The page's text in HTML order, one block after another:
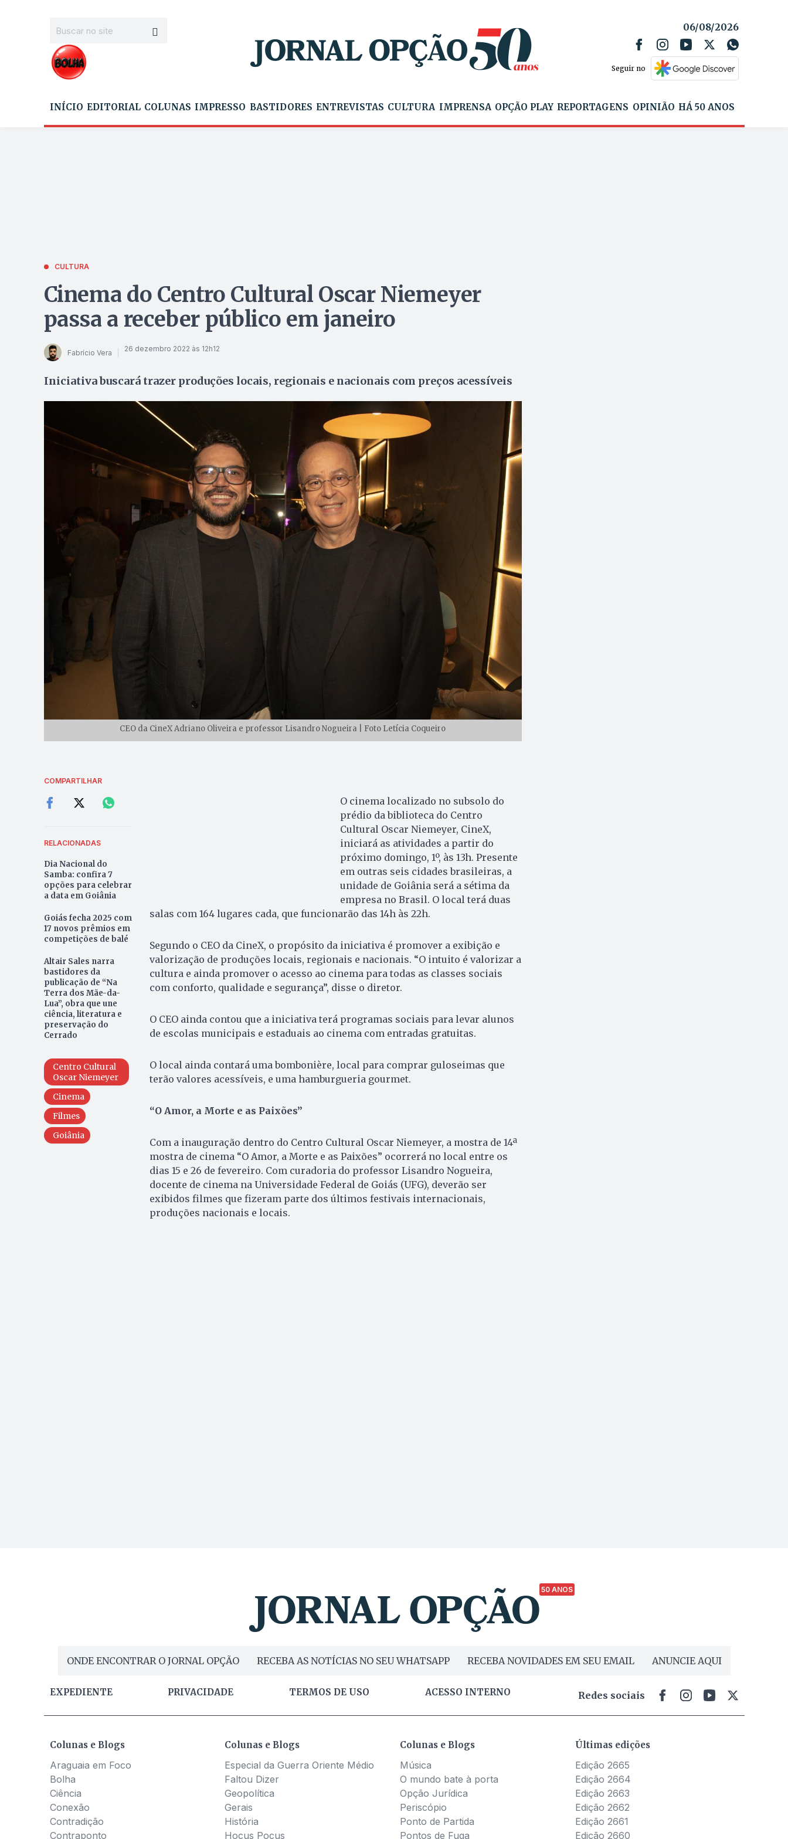
06/08/2026
Seguir no
INÍCIO EDITORIAL COLUNAS IMPRESSO BASTIDORES ENTREVISTAS CULTURA IMPRENSA OPÇÃO PLAY REPORTAGENS OPINIÃO HÁ 50 ANOS
CULTURA
Cinema do Centro Cultural Oscar Niemeyer
passa a receber público em janeiro
Fabrício Vera 26 dezembro 2022 às 12h12
Iniciativa buscará trazer produções locais, regionais e nacionais com preços acessíveis
CEO da CineX Adriano Oliveira e professor Lisandro Nogueira | Foto Letícia Coqueiro
COMPARTILHAR
RELACIONADAS
Dia Nacional do
Samba: confira 7
opções para celebrar
a data em Goiânia
Goiás fecha 2025 com
17 novos prêmios em
competições de balé
Altair Sales narra
bastidores da
publicação de “Na
Terra dos Mãe-da-
Lua”, obra que une
ciência, literatura e
preservação do
Cerrado
Centro Cultural
Oscar Niemeyer
Cinema
Filmes
Goiânia
O cinema localizado no subsolo do
prédio da biblioteca do Centro
Cultural Oscar Niemeyer, CineX,
iniciará as atividades a partir do
próximo domingo, 1º, às 13h. Presente
em outras seis cidades brasileiras, a
unidade de Goiânia será a sétima da
empresa no Brasil. O local terá duas
salas com 164 lugares cada, que funcionarão das 14h às 22h.
Segundo o CEO da CineX, o propósito da iniciativa é promover a exibição e
valorização de produções locais, regionais e nacionais. “O intuito é valorizar a
cultura e ainda promover o acesso ao cinema para todas as classes sociais
com conforto, qualidade e segurança”, disse o diretor.
O CEO ainda contou que a iniciativa terá programas sociais para levar alunos
de escolas municipais e estaduais ao cinema com entradas gratuitas.
O local ainda contará uma bombonière, local para comprar guloseimas que
terão valores acessíveis, e uma hamburgueria gourmet.
“O Amor, a Morte e as Paixões”
Com a inauguração dentro do Centro Cultural Oscar Niemeyer, a mostra de 14ª
mostra de cinema “O Amor, a Morte e as Paixões” ocorrerá no local entre os
dias 15 e 26 de fevereiro. Com curadoria do professor Lisandro Nogueira,
docente de cinema na Universidade Federal de Goiás (UFG), deverão ser
exibidos filmes que fizeram parte dos últimos festivais internacionais,
produções nacionais e locais.
50 ANOS
ONDE ENCONTRAR O JORNAL OPÇÃO RECEBA AS NOTÍCIAS NO SEU WHATSAPP RECEBA NOVIDADES EM SEU EMAIL ANUNCIE AQUI
EXPEDIENTE PRIVACIDADE TERMOS DE USO ACESSO INTERNO Redes sociais
Colunas e Blogs
Araguaia em Foco
Bolha
Ciência
Conexão
Contradição
Contraponto
Colunas e Blogs
Especial da Guerra Oriente Médio
Faltou Dizer
Geopolítica
Gerais
História
Hocus Pocus
Colunas e Blogs
Música
O mundo bate à porta
Opção Jurídica
Periscópio
Ponto de Partida
Pontos de Fuga
Últimas edições
Edição 2665
Edição 2664
Edição 2663
Edição 2662
Edição 2661
Edição 2660